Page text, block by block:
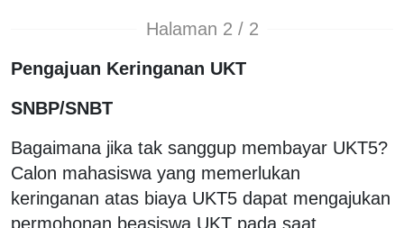
Halaman 2 / 2
Pengajuan Keringanan UKT
SNBP/SNBT
Bagaimana jika tak sanggup membayar UKT5?
Calon mahasiswa yang memerlukan
keringanan atas biaya UKT5 dapat mengajukan
permohonan beasiswa UKT pada saat